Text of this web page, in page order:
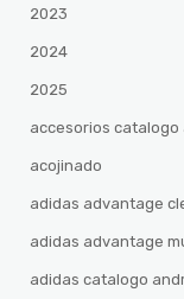
2023
2024
2025
accesorios catalogo
acojinado
adidas advantage
adidas advantage
adidas catalogo